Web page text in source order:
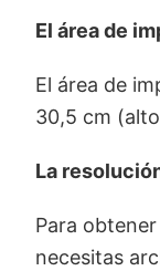
El área de
El área de
30,5 cm
La
Para
necesitas